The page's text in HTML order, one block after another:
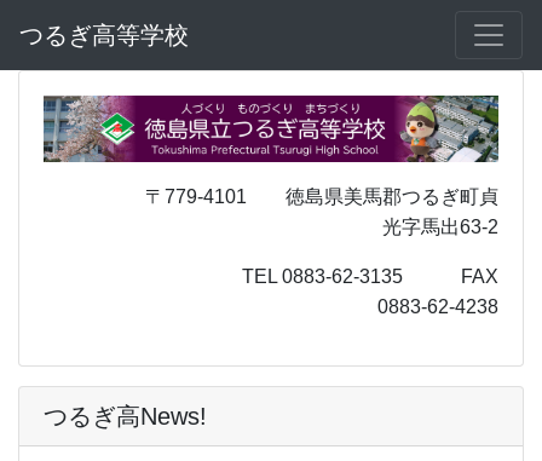
つるぎ高等学校
〒779-4101 徳島県美馬郡つるぎ町貞
光字馬出63-2
TEL 0883-62-3135 FAX
0883-62-4238
つるぎ高News!